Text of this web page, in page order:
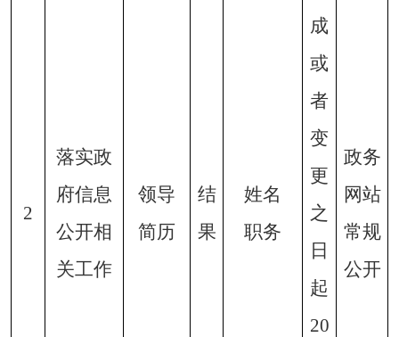
2
落实政
府信息
公开相
关工作
领导
简历
结
果
姓名
职务
成
或
者
变
更
之
日
起
20
政务
网站
常规
公开